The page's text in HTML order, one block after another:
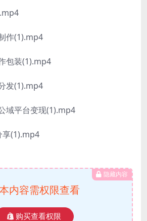
作(1).mp4
包装(1).mp4
发(1).mp4
域平台变现(1).mp4
享(1).mp4
隐藏内容
内容需权限查看
购买查看权限